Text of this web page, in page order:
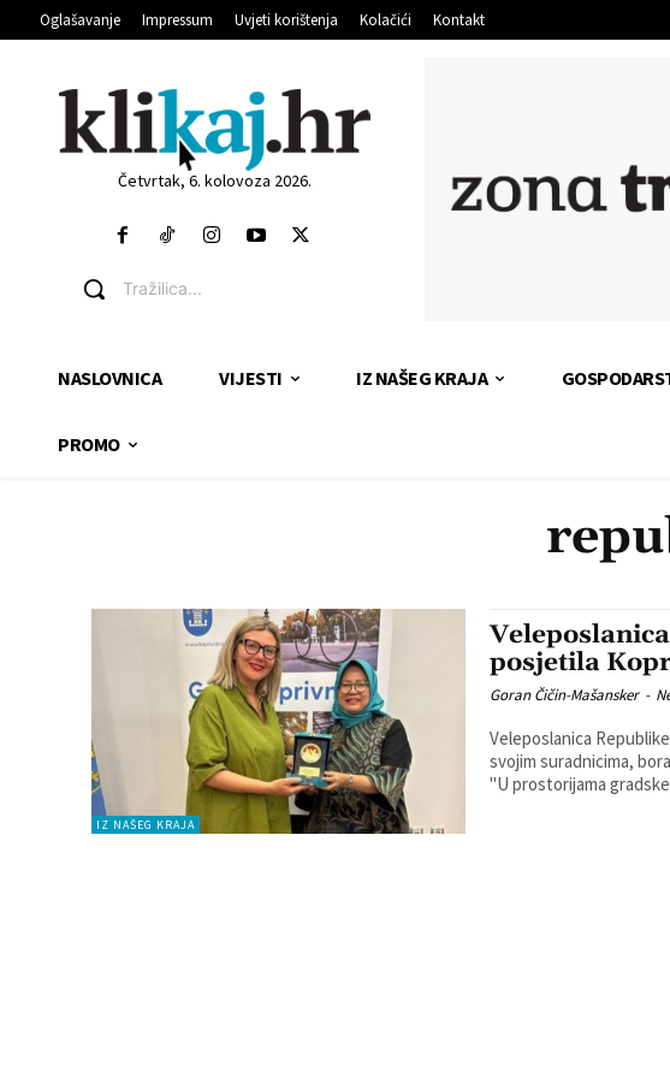
Oglašavanje Impressum Uvjeti korištenja Kolačići Kontakt
Četvrtak, 6. kolovoza 2026.
Tražilica...
NASLOVNICA VIJESTI IZ NAŠEG KRAJA
PROMO
IZ NAŠEG KRAJA
posjetila
Goran Čičin-Mašansker -
Veleposlanica
svojim suradnicima,
''U prostorijama